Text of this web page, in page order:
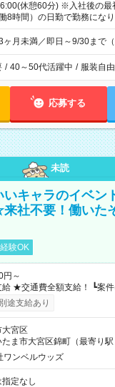
休憩60分) ※入社後の最
8時間）の日勤で勤務にな
ヶ月未満／即日～9/30まで（
/ 40～50代活躍中 / 服装自由
応募する
未読
いキャラのイベン
社不要！働いた
験OK
円～
あり ★日払
定あり） ┗働いたその日に
日払い分を引き落とせます！ 【試用
途支給あり
大宮区
ま市大宮区錦町（最寄り駅
ワンベルウッズ
定なし